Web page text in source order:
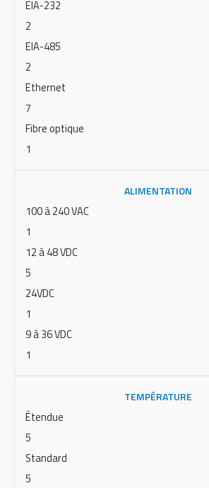
EIA-232
2
EIA-485
2
Ethernet
7
Fibre optique
1
ALIMENTATION
100 à 240 VAC
1
12 à 48 VDC
5
24VDC
1
9 à 36 VDC
1
TEMPÉRATURE
Étendue
5
Standard
5